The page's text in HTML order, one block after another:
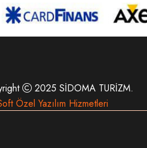
2025 SİDOMA TURİZM.
Özel Yazılım Hizmetleri